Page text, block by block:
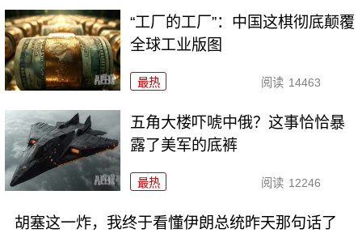
“工厂的工厂”：中国这棋彻底颠覆
全球工业版图
最热 阅读 14463
五角大楼吓唬中俄？这事恰恰暴
露了美军的底裤
最热 阅读 12246
胡塞这一炸，我终于看懂伊朗总统昨天那句话了